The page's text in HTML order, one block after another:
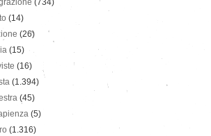
(734)
(14)
(26)
(15)
(16)
(1.394)
(45)
(5)
(1.316)